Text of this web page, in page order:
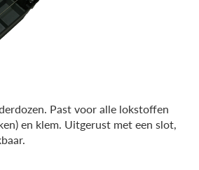
Past voor alle lokstoffen
en klem. Uitgerust met een slot,